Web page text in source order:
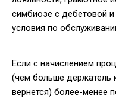
симбиозе с дебетовой
условия по
Если с начислением
(чем больше держатель
вернется) более-менее